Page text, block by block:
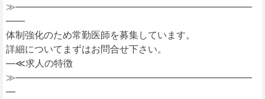
≫―――――――――――――――――――――――――
――
体制強化のため常勤医師を募集しています。
詳細についてまずはお問合せ下さい。
―≪求人の特徴
≫―――――――――――――――――――――――――
―